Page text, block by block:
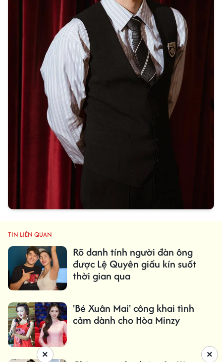
TIN LIÊN QUAN
Rõ danh tính người đàn ông
được Lệ Quyên giấu kín suốt
thời gian qua
'Bé Xuân Mai' công khai tình
cảm dành cho Hòa Minzy
×
×